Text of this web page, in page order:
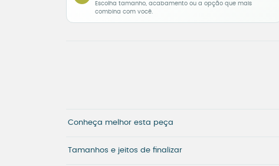
Escolha tamanho, acabamento ou a opção que mais
combina com você.
Conheça melhor esta peça
Tamanhos e jeitos de finalizar